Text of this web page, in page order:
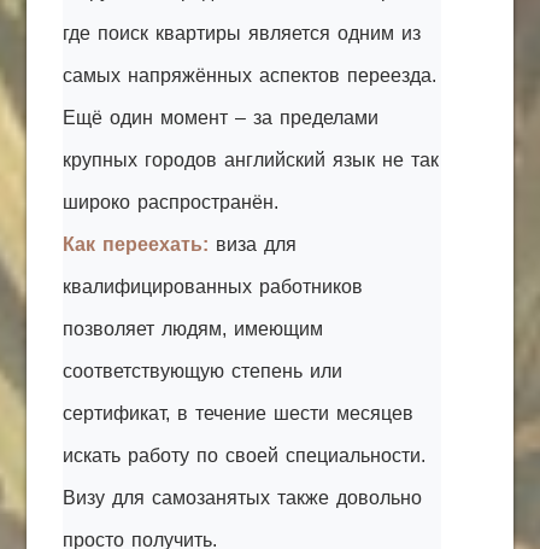
где поиск квартиры является одним из
самых напряжённых аспектов переезда.
Ещё один момент – за пределами
крупных городов английский язык не так
широко распространён.
Как переехать: виза для
квалифицированных работников
позволяет людям, имеющим
соответствующую степень или
сертификат, в течение шести месяцев
искать работу по своей специальности.
Визу для самозанятых также довольно
просто получить.